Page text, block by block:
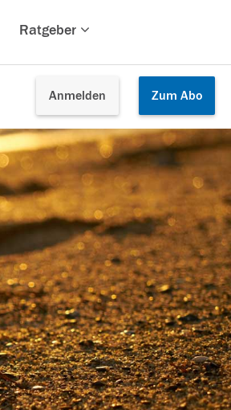
Ratgeber
Anmelden Zum Abo